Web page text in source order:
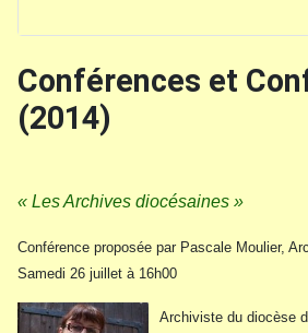
Conférences et
(2014)
« Les Archives diocésaines »
Conférence proposée par Pascale Moulier,
Samedi 26 juillet à 16h00
Archiviste du diocèse